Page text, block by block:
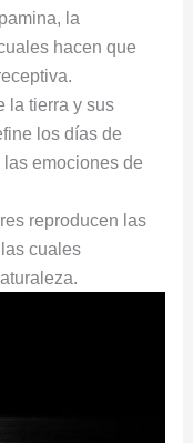
la
hacen que
la tierra y sus
los días de
emociones de
reproducen las
cuales